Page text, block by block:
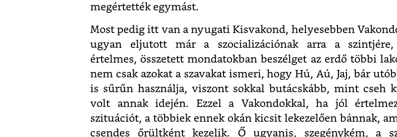
megértették egymást.
Most pedig itt van a nyugati Kisvakond, helyesebben
ugyan eljutott már a szocializációnak arra a
értelmes, összetett mondatokban beszélget az erdő többi
nem csak azokat a szavakat ismeri, hogy Hú, Aú, Jaj, bár
is sűrűn használja, viszont sokkal butácskább, mint cseh
volt annak idején. Ezzel a Vakondokkal, ha jól
szituációt, a többiek ennek okán kicsit lekezelően bánnak,
csendes őrültként kezelik. Ő ugyanis, szegénykém, a